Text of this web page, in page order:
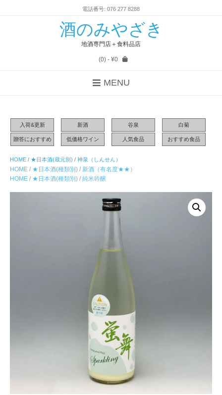
電話番号: 076 277 8288
酒のみやざき
地酒専門店＋食料品店
(0)- ¥0
MENU
入荷&更新 新酒 谷泉 白菊
贈答におすすめ 低価格ワイン 人気食品 おすすめ食品
HOME / ★日本酒(蔵元別) / 神泉（しんせん）
HOME / ★日本酒(種類別) / 新酒（有名度★★）
HOME / ★日本酒(種類別) / 純米吟醸